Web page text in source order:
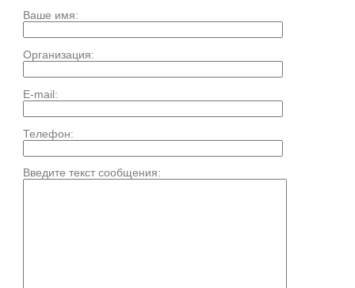
Ваше имя:
Организация:
E-mail:
Телефон:
Введите текст сообщения: